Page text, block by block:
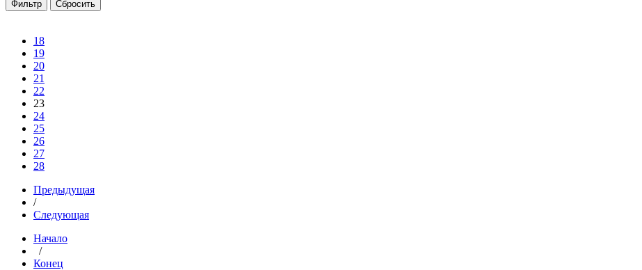
18
19
20
21
22
23
24
25
26
27
28
Предыдущая
/
Следующая
Начало
/
Конец